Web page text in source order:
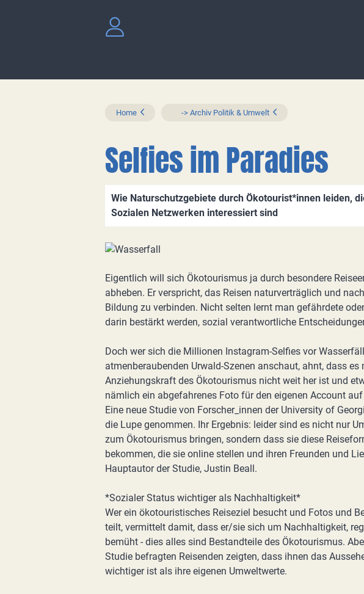
Home -> Archiv Politik & Umwelt
Selfies im Paradies
Wie Naturschutzgebiete durch Ökotourist*innen leiden,
Sozialen Netzwerken interessiert sind
Eigentlich will sich Ökotourismus ja durch besondere
abheben. Er verspricht, das Reisen naturverträglich und
Bildung zu verbinden. Nicht selten lernt man gefährdete
darin bestärkt werden, sozial verantwortliche
Doch wer sich die Millionen Instagram-Selfies vor
atmenberaubenden Urwald-Szenen anschaut, ahnt, dass
Anziehungskraft des Ökotourismus nicht weit her ist und
nämlich ein abgefahrenes Foto für den eigenen Account
Eine neue Studie von Forscher_innen der University of
die Lupe genommen. Ihr Ergebnis: leider sind es nicht nur
zum Ökotourismus bringen, sondern dass sie diese
bekommen, die sie online stellen und ihren Freunden und
Hauptautor der Studie, Justin Beall.
*Sozialer Status wichtiger als Nachhaltigkeit*
Wer ein ökotouristisches Reiseziel besucht und Fotos und
teilt, vermittelt damit, dass er/sie sich um Nachhaltigkeit,
bemüht - dies alles sind Bestandteile des Ökotourismus.
Studie befragten Reisenden zeigten, dass ihnen das
wichtiger ist als ihre eigenen Umweltwerte.